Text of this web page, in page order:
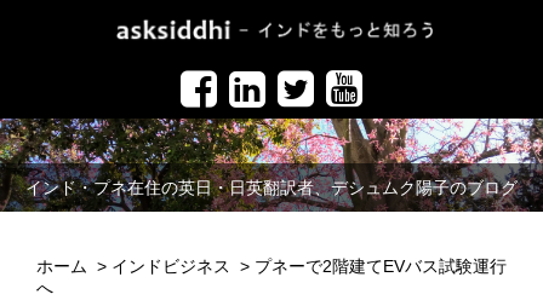
インド・プネ在住の英日・日英翻訳者、デシュムク陽子のブログ
ホーム > インドビジネス > プネーで2階建てEVバス試験運行
へ